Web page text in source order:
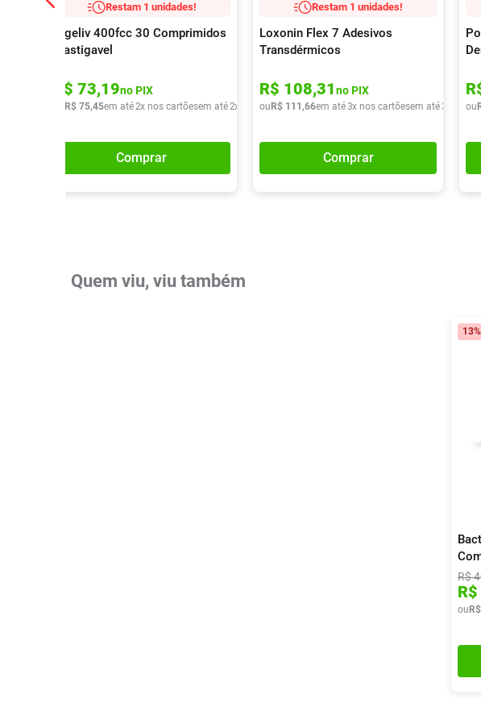
Restam 1 unidades!
Digeliv 400fcc 30 Comprimidos
Mastigavel
R$ 73,19no PIX
R$ 75,45em até2x nos cartõesem até2x de R$ 37,72
Comprar
Restam 1 unidades!
Loxonin Flex 7 Adesivos
Transdérmicos
R$ 108,31no PIX
ou R$ 111 ,66em até3x nos cartõesem até3 R$
Comprar
ou
Quem viu, viu também
13%
R$
R$
ou R$